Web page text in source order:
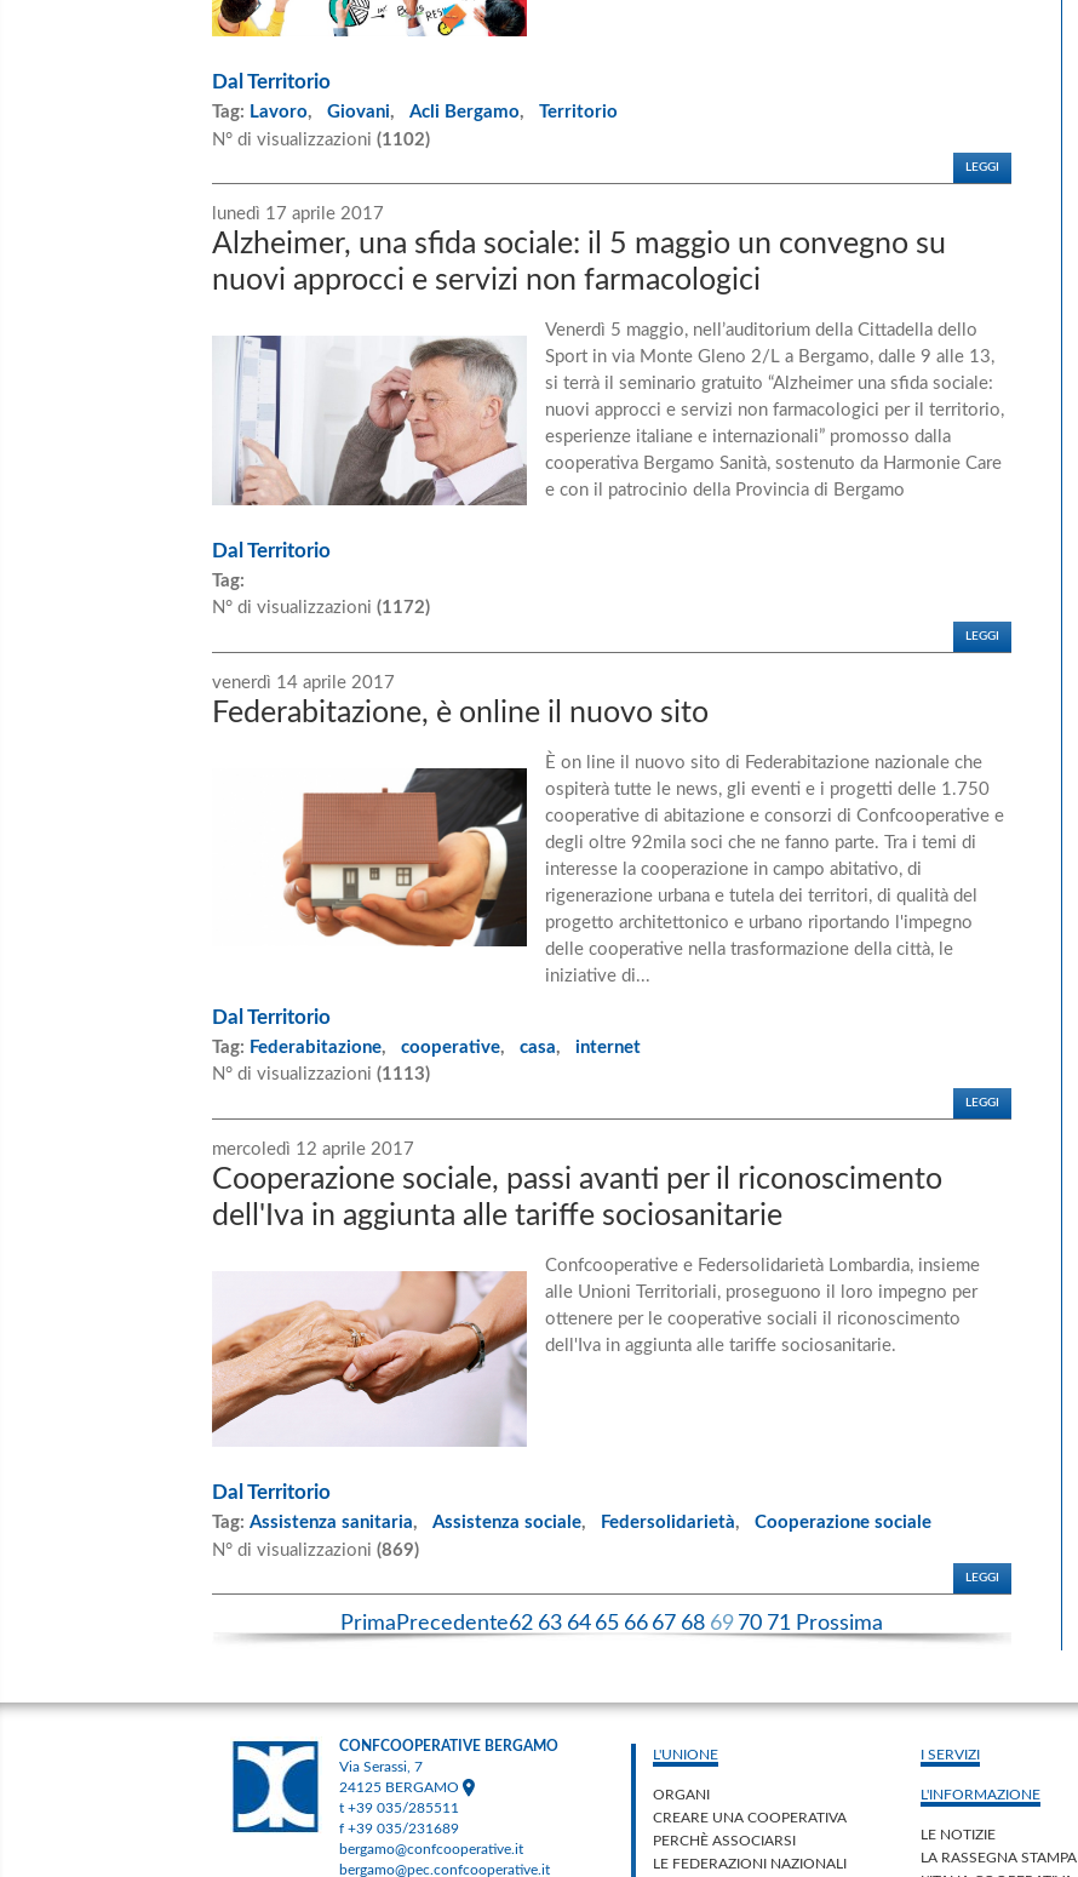
Dal Territorio
Tag: Lavoro, Giovani, Acli Bergamo, Territorio
N° di visualizzazioni (1102)
LEGGI
lunedì 17 aprile 2017
Alzheimer, una sfida sociale: il 5 maggio un convegno su
nuovi approcci e servizi non farmacologici
Venerdì 5 maggio, nell’auditorium della Cittadella dello
Sport in via Monte Gleno 2/L a Bergamo, dalle 9 alle 13,
si terrà il seminario gratuito “Alzheimer una sfida sociale:
nuovi approcci e servizi non farmacologici per il territorio,
esperienze italiane e internazionali” promosso dalla
cooperativa Bergamo Sanità, sostenuto da Harmonie Care
e con il patrocinio della Provincia di Bergamo
Dal Territorio
Tag:
N° di visualizzazioni (1172)
LEGGI
venerdì 14 aprile 2017
Federabitazione, è online il nuovo sito
È on line il nuovo sito di Federabitazione nazionale che
ospiterà tutte le news, gli eventi e i progetti delle 1.750
cooperative di abitazione e consorzi di Confcooperative e
degli oltre 92mila soci che ne fanno parte. Tra i temi di
interesse la cooperazione in campo abitativo, di
rigenerazione urbana e tutela dei territori, di qualità del
progetto architettonico e urbano riportando l'impegno
delle cooperative nella trasformazione della città, le
iniziative di...
Dal Territorio
Tag: Federabitazione, cooperative, casa, internet
N° di visualizzazioni (1113)
LEGGI
mercoledì 12 aprile 2017
Cooperazione sociale, passi avanti per il riconoscimento
dell'Iva in aggiunta alle tariffe sociosanitarie
Confcooperative e Federsolidarietà Lombardia, insieme
alle Unioni Territoriali, proseguono il loro impegno per
ottenere per le cooperative sociali il riconoscimento
dell'Iva in aggiunta alle tariffe sociosanitarie.
Dal Territorio
Tag: Assistenza sanitaria, Assistenza sociale, Federsolidarietà, Cooperazione sociale
N° di visualizzazioni (869)
LEGGI
Prima Precedente62 63 64 65 66 67 68 69 70 71 Prossima
L'UNIONE
ORGANI
CREARE UNA COOPERATIVA
PERCHÈ ASSOCIARSI
LE FEDERAZIONI NAZIONALI
I SERVIZI
L'INFORMAZIONE
LE NOTIZIE
LA RASSEGNA STAMPA
CONFCOOPERATIVE BERGAMO
Via Serassi, 7
24125 BERGAMO
t +39 035/285511
f +39 035/231689
bergamo@confcooperative.it
bergamo@pec.confcooperative.it